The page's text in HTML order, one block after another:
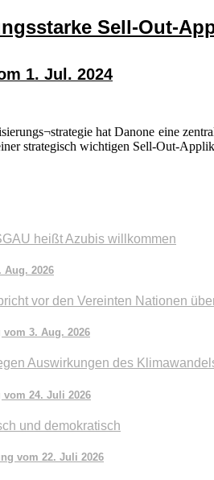
Sell-Out-
1. Jul. 2024
hat Danone eine
strategisch wichtigen Sell-Out-
heißt Azubis willkommen
Aug. 2026
vor den Vereinten Nationen
3. Aug. 2026
Auswirkungen des
24. Juli 2026
und demokratisch
vom 22. Juli 2026